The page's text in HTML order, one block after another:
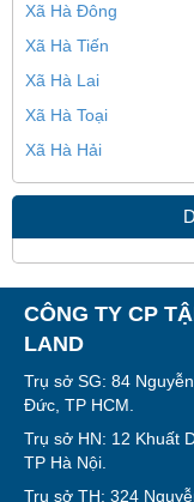
Xã Hà Đông
Xã Hà Tiến
Xã Hà Lai
Xã Hà Toại
Xã Hà Hải
CÔNG TY CP
LAND
Trụ sở SG: 84
Đức, TP HCM.
Trụ sở HN: 12 Khuất
TP Hà Nội.
Trụ sở TH: 324